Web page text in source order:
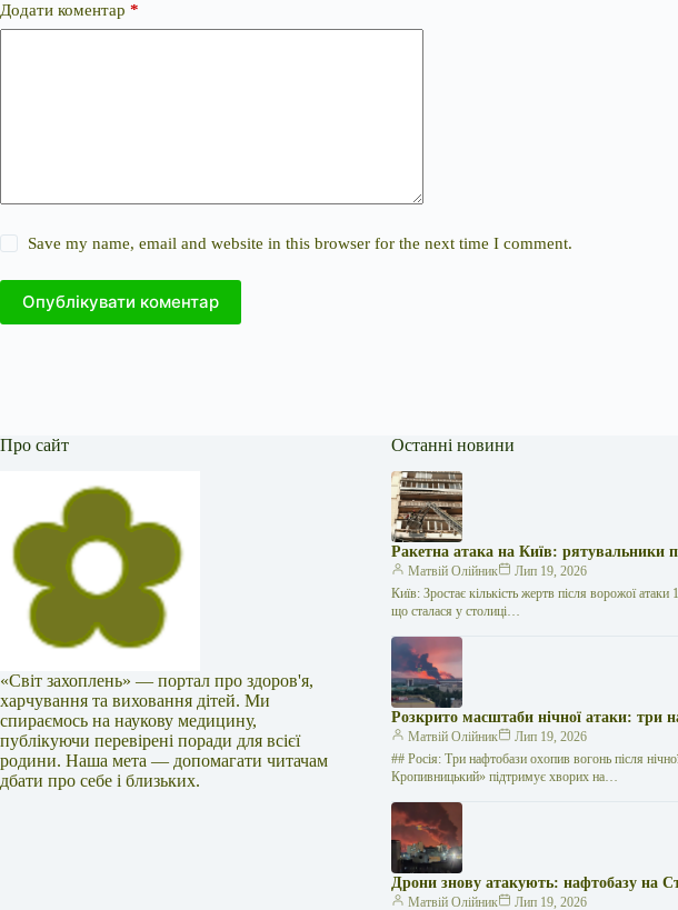
Додати коментар *
Save my name, email and website in this browser for the next time I comment.
Опублікувати коментар
Про сайт
«Світ захоплень» — портал про здоров'я,
харчування та виховання дітей. Ми
спираємось на наукову медицину,
публікуючи перевірені поради для всієї
родини. Наша мета — допомагати читачам
дбати про себе і близьких.
Останні новини
Ракетна атака на Київ: рятувальники
Матвій Олійник
Лип 19, 2026
Київ: Зростає кількість жертв після ворожої
що сталася у столиці…
Розкрито масштаби нічної атаки: три
Матвій Олійник
Лип 19, 2026
## Росія: Три нафтобази охопив вогонь після
Кропивницький» підтримує хворих на…
Дрони знову атакують: нафтобазу на
Матвій Олійник Лип 19, 2026